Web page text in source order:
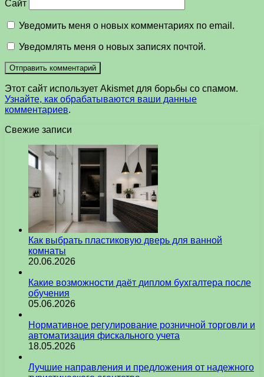
Сайт
Уведомить меня о новых комментариях по email.
Уведомлять меня о новых записях почтой.
Этот сайт использует Akismet для борьбы со спамом.
Узнайте, как обрабатываются ваши данные
комментариев.
Свежие записи
Как выбрать пластиковую дверь для ванной
комнаты
20.06.2026
Какие возможности даёт диплом бухгалтера после
обучения
05.06.2026
Нормативное регулирование розничной торговли и
автоматизация фискального учета
18.05.2026
Лучшие направления и предложения от надежного